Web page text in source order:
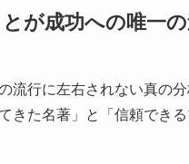
が成功への唯一
流行に左右されない真の
きた名著」と「信頼でき